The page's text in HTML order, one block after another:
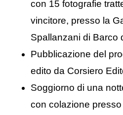
con 15 fotografie
vincitore, presso la
Spallanzani di Barco
Pubblicazione del
edito da Corsiero
Soggiorno di una
con colazione